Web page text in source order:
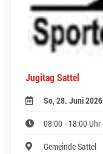
Jugitag Sattel
So, 28. Juni 2026
08:00 - 18:00 Uhr
Gemeinde Sattel